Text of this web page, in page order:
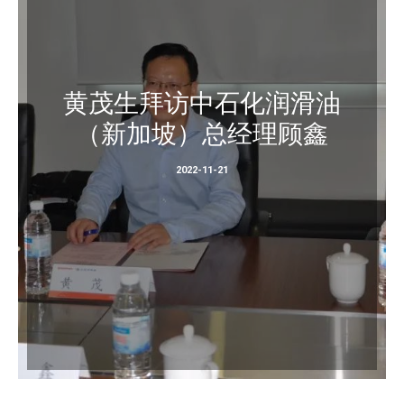
黄茂生拜访中石化润滑油
（新加坡）总经理顾鑫
2022-11-21